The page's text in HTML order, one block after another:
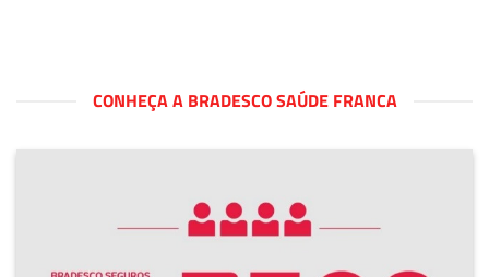
CONHEÇA A BRADESCO SAÚDE FRANCA